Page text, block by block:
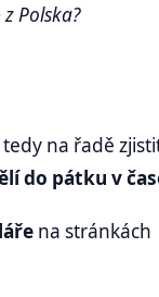
Polska?
na řadě
do pátku v
na stránkách